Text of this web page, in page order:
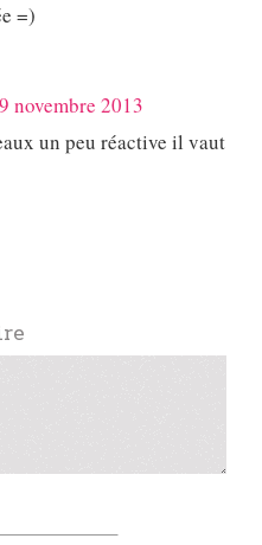
=)
9 novembre 2013
un peu réactive il vaut